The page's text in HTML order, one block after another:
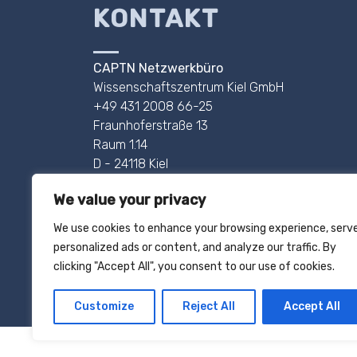
We value your privacy
We use cookies to enhance your browsing experience,
personalized ads or content, and analyze our traffic. By
clicking "Accept All", you consent to our use of cookies.
Customize Reject All Accept All
KONTAKT
CAPTN Netzwerkbüro
Wissenschaftszentrum Kiel GmbH
+49 431 2008 66-25
Fraunhoferstraße 13
Raum 1.14
D - 24118 Kiel
AHOI@CAPTN.SH
IMPRESSUM